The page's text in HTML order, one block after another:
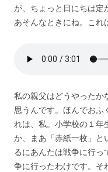
が、ちょっと日にちは定
あそんなときにね。これ
私の親父はどうやったか
思うんです。ほんでおふ
れは、私。小学校の１年
か、まあ「赤紙一枚」と
るにあんたは戦争に行
争に行ったわけです。そ